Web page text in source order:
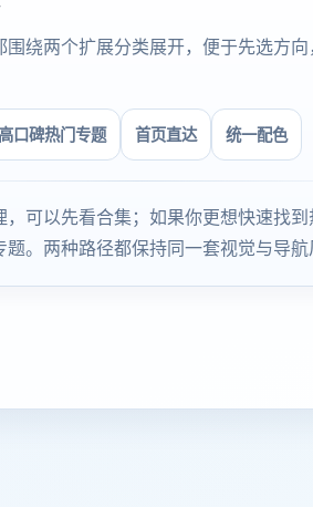
围绕两个扩展分类展开，便于先选方
口碑热门专题 首页直达 统一配色
可以先看合集；如果你更想快速找
。两种路径都保持同一套视觉与导航